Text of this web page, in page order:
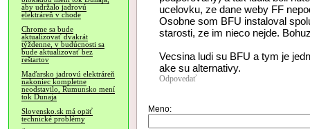
aby udržalo jadrovú
elektráreň v chode
Chrome sa bude
aktualizovať dvakrát
týždenne, v budúcnosti sa
bude aktualizovať bez
reštartov
Maďarsko jadrovú elektráreň
nakoniec kompletne
neodstavilo, Rumunsko mení
tok Dunaja
Slovensko.sk má opäť
technické problémy
ucelovku, ze dane weby FF
Osobne som BFU instaloval
starosti, ze im nieco nejde.
Vecsina ludi su BFU a tym je
ake su alternativy.
Odpovedať
Meno: